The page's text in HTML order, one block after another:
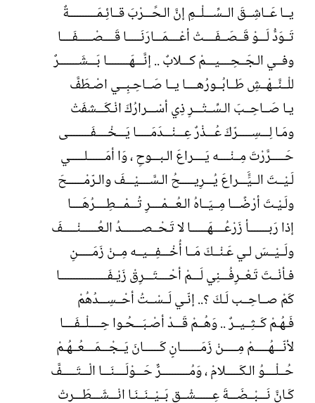
يــا عَــاشِــقَ الــسِّـــلْــمِ إنَّ الـحََـــرْبَ قــائِـمَــــــــــةٌ
تَــوَدُّ لَـــوْ قَــصَــفَــــتْ أعْــــمَـــارَنَـــــا قَــــصْـــــفَــــا
وفــي الـجَــحِــــيـــمْ كـــلابٌ .. إنَّـــهَــــــــا بَـــشَـــــــرٌ
للْــنَّــهْــشِ طَــابُــورُهــــا يــا صَــاحِـبِــي اصْـطَفَّ
يـا صَــاحِــبَ الـسِّــتْـــرِ ذِي أسْـــرارُكَ انْـكَـــشفَتْ
ومَـا لِـــسِـــــرّكَ عُـــذْرٌ عِـــنْـــدَمَـــــا يَـــخْــــفَــــــــى
حَـــــرَّرْتَ مِــنْــــه يَــــراعَ الـبـــوحِ ، وَا أمَــــــلـــــي
لَـيْــتَ الــيََََـــراعَ يُـــرِيـــــحُ الـسَّــــيْـــفَ والـرّمْــــــحَ
ولَـيْـتَ أرْضًـــا مِــيَــاهُ الـعُـــمْــــرِ تُـــمْـــطِــــرُهَــــا
إذا رَبـــــــأ زَرْعُــــهَــــــا لا تَـحْــصـــــــدُ الـعُــــــنْـــــفَ
ولَــيْــسَ لـي عَـنْــكَ مَــا أُخْـــفِـــيــه مِــنْ زَمَـــــنِ
فـأنْــتَ تَـعْــرِفُـــنِي لَـــمْ أحْــــتَـــرِقْ زَيْـفَـــــــــــــــــا
كَمْ صــاحِــب لَـكَ ؟.. إنّـي لَــسْــتُ أحْــسِـــدُهُمْ
فَـهُـمْ كَــثِــيــرٌ .. وَهُــمْ قَـــدْ أصْـبَـــحُـوا حِــــلْــفَــــا
لأنّـــهُـــــمْ مِـــــنْ زَمَـــــــانٍ كَــــــانَ يَــجْـــمَــــعُــهُـمْ
حُــلْــــوُ الـكَـــــلامْ ، وَمُــــــــــرٌّ حَـــوْلَــــنَـــا الْـــتَـــــفَّ
كَـانَّ نَـــبْــضَـــةَ عِــــــشْــقٍ بَــيْــنَــنَـا انْـــشَـــطَـــرتْ